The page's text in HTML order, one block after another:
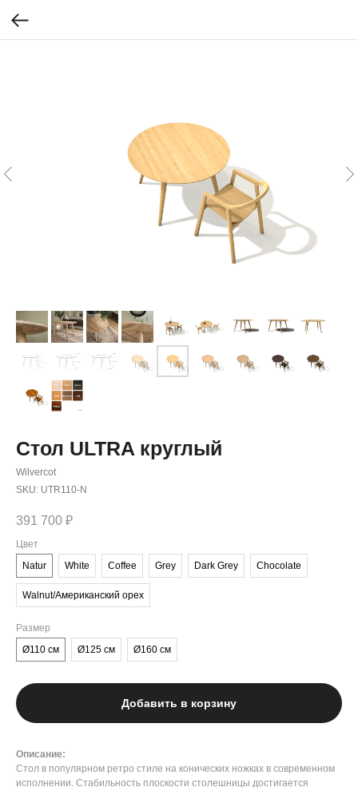
Стол ULTRA круглый
Wilvercot
SKU: UTR110-N
391 700 ₽
Цвет
Natur
White Coffee Grey Dark Grey Chocolate
Walnut/Амeриканский орех
Размер
Ø110 см
Ø125 см Ø160 см
Добавить в корзину
Описание:
Стол в популярном ретро стиле на конических ножках в современном
исполнении. Стабильность плоскости столешницы достигается